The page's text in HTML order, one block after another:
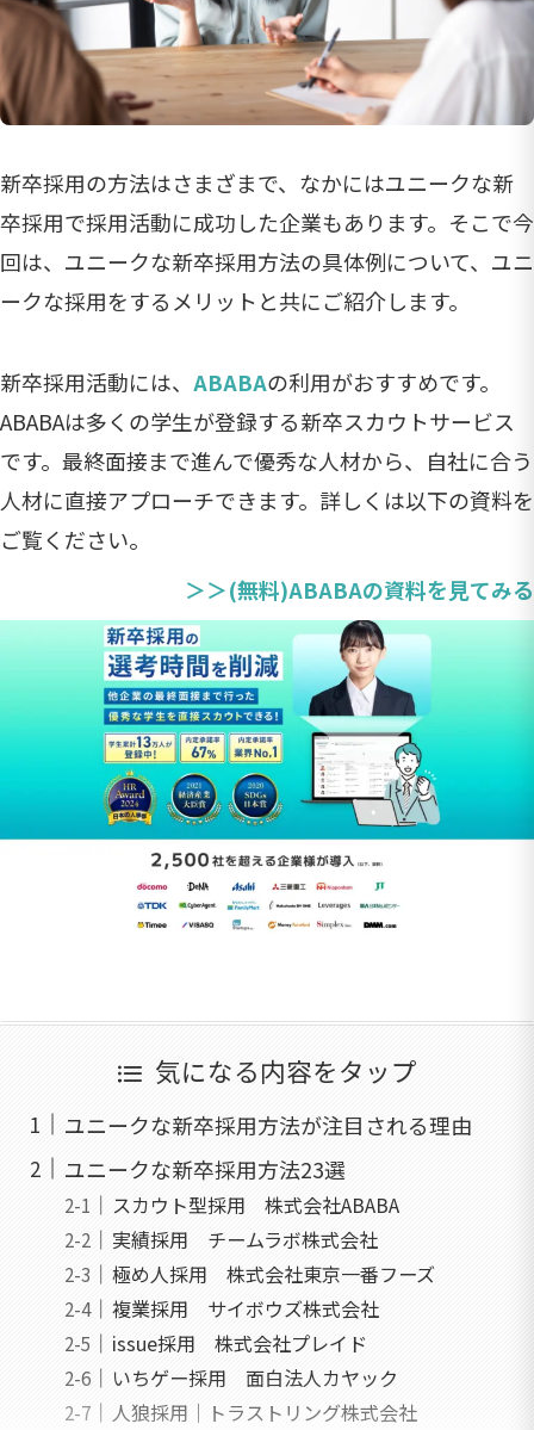
新卒採用の方法はさまざまで、なかにはユニークな新
卒採用で採用活動に成功した企業もあります。そこで今
回は、ユニークな新卒採用方法の具体例について、ユニ
ークな採用をするメリットと共にご紹介します。
新卒採用活動には、 ABABAの利用がおすすめです。
ABABAは多くの学生が登録する新卒スカウトサービス
です。最終面接まで進んで優秀な人材から、自社に合う
人材に直接アプローチできます。詳しくは以下の資料を
ご覧ください。
＞＞(無料)ABABAの資料を見てみる
気になる内容をタップ
ユニークな新卒採用方法が注目される理由
ユニークな新卒採用方法23選
スカウト型採用 株式会社ABABA
実績採用 チームラボ株式会社
極め人採用 株式会社東京一番フーズ
複業採用 サイボウズ株式会社
issue採用 株式会社プレイド
いちゲー採用 面白法人カヤック
人狼採用｜トラストリング株式会社